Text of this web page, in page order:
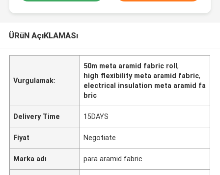
ÜRüN AçıKLAMASı
Vurgulamak:
50m meta aramid fabric roll,
high flexibility meta aramid fabric,
electrical insulation meta aramid fa
bric
Delivery Time 15DAYS
Fiyat Negotiate
Marka adı para aramid fabric